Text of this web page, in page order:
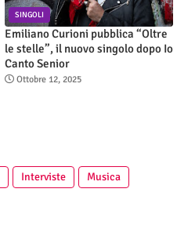
SINGOLI
Emiliano Curioni pubblica “Oltre
le stelle”, il nuovo singolo dopo Io
Canto Senior
Ottobre 12, 2025
Interviste
Musica